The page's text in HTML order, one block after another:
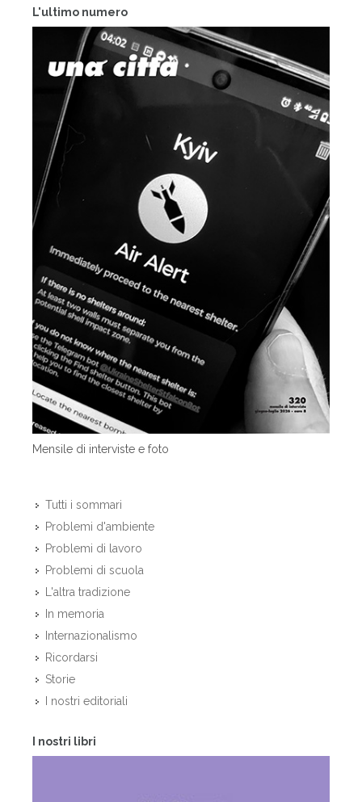
L'ultimo numero
Mensile di interviste e foto
Tutti i sommari
Problemi d'ambiente
Problemi di lavoro
Problemi di scuola
L'altra tradizione
In memoria
Internazionalismo
Ricordarsi
Storie
I nostri editoriali
I nostri libri